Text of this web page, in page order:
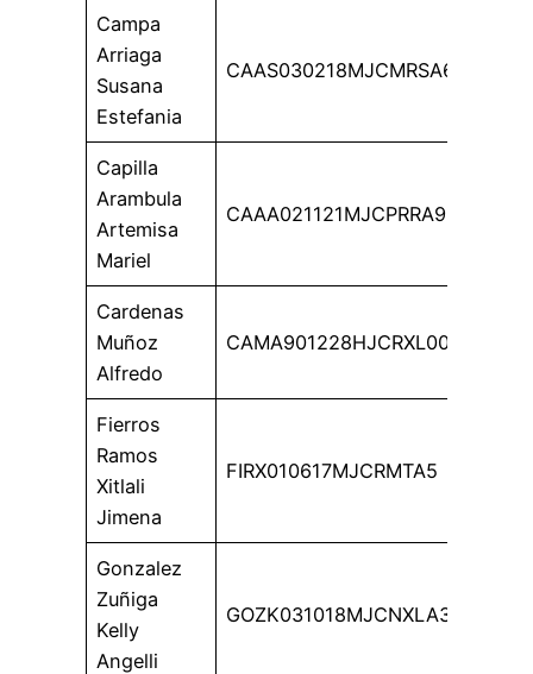
Campa
Arriaga
Susana
Estefania
CAAS030218MJCMRSA6
Capilla
Arambula
Artemisa
Mariel
CAAA021121MJCPRRA9
Cardenas
Muñoz
Alfredo
CAMA901228HJCRXL00
Fierros
Ramos
Xitlali
Jimena
FIRX010617MJCRMTA5
Gonzalez
Zuñiga
Kelly
Angelli
GOZK031018MJCNXLA3